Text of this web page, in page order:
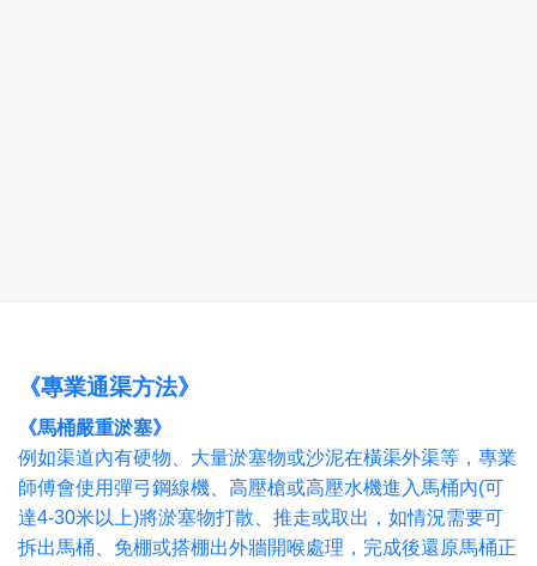
《專業通渠方法》
《馬桶嚴重淤塞》
例如渠道內有硬物、大量淤塞物或沙泥在橫渠外渠等，專業
師傅會使用彈弓鋼線機、高壓槍或高壓水機進入馬桶內(可
達4-30米以上)將淤塞物打散、推走或取出，如情況需要可
拆出馬桶、免棚或搭棚出外牆開喉處理，完成後還原馬桶正